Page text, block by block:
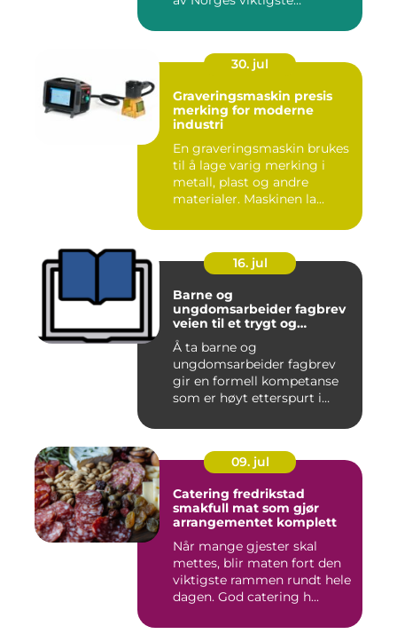
30. jul
Graveringsmaskin presis
merking for moderne
industri
En graveringsmaskin brukes
til å lage varig merking i
metall, plast og andre
materialer. Maskinen la...
16. jul
Barne og
ungdomsarbeider fagbrev
veien til et trygt og
meningsfullt yrke
Å ta barne og
ungdomsarbeider fagbrev
gir en formell kompetanse
som er høyt etterspurt i
09. jul
Catering fredrikstad
smakfull mat som gjør
arrangementet komplett
Når mange gjester skal
mettes, blir maten fort den
viktigste rammen rundt hele
dagen. God catering h...